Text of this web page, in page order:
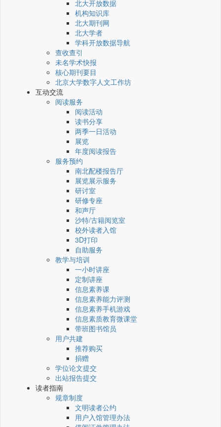
北大开放数据
机构知识库
北大期刊网
北大学者
学科开放数据导航
查收查引
未名学术快报
核心期刊要目
北京大学数字人文工作坊
互动交流
阅读服务
阅读活动
读书分享
两季一日活动
展览
年度阅读报告
服务预约
南北配楼报告厅
展览展示服务
研讨室
研修专座
和声厅
沙特/古籍阅览室
校外读者入馆
3D打印
自助服务
教学与培训
一小时讲座
定制讲座
信息素养课
信息素养能力评测
信息素养手机游戏
信息素质教育微课堂
带班图书馆员
用户共建
推荐购买
捐赠
学位论文提交
出站报告提交
读者指南
规章制度
文明读者公约
用户入馆管理办法